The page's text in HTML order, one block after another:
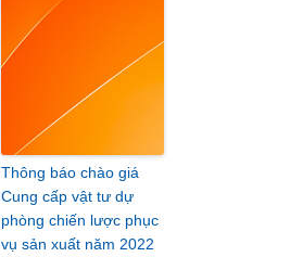
Thông báo chào giá
Cung cấp vật tư dự
phòng chiến lược phục
vụ sản xuất năm 2022